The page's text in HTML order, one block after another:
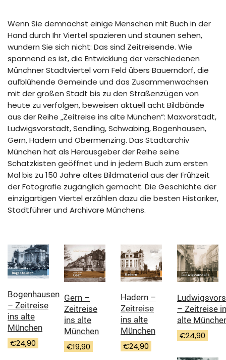
Wenn Sie demnächst einige Menschen mit Buch in der
Hand durch Ihr Viertel spazieren und staunen sehen,
wundern Sie sich nicht: Das sind Zeitreisende. Wie
spannend es ist, die Entwicklung der verschiedenen
Münchner Stadtviertel vom Feld übers Bauerndorf, die
aufblühende Gemeinde und das Zusammenwachsen
mit der großen Stadt bis zu den Straßenzügen von
heute zu verfolgen, beweisen aktuell acht Bildbände
aus der Reihe „Zeitreise ins alte München“: Maxvorstadt,
Ludwigsvorstadt, Sendling, Schwabing, Bogenhausen,
Gern, Hadern und Obermenzing. Das Stadtarchiv
München hat als Herausgeber der Reihe seine
Schatzkisten geöffnet und in jedem Buch zum ersten
Mal bis zu 150 Jahre altes Bildmaterial aus der Frühzeit
der Fotografie zugänglich gemacht. Die Geschichte der
einzigartigen Viertel erzählen dazu die besten Historiker,
Stadtführer und Archivare Münchens.
Bogenhausen
– Zeitreise
ins alte
München
€24,90
Gern –
Zeitreise
ins alte
München
€19,90
Hadern –
Zeitreise
ins alte
München
€24,90
– Zeitreise
alte
€24,90